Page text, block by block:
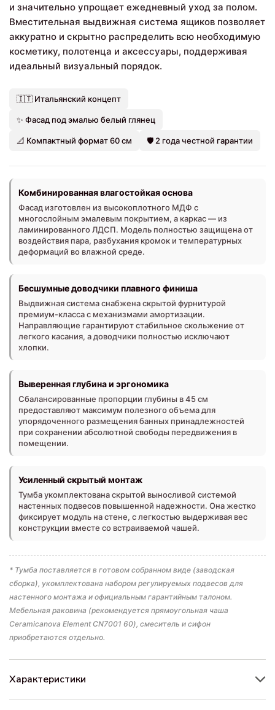
и значительно упрощает ежедневный уход за полом.
Вместительная выдвижная система ящиков позволяет
аккуратно и скрытно распределить всю необходимую
косметику, полотенца и аксессуары, поддерживая
идеальный визуальный порядок.
🇮🇹 Итальянский концепт
✨ Фасад под эмалью белый глянец
📐 Компактный формат 60 см 🛡️ 2 года честной гарантии
Комбинированная влагостойкая основа
Фасад изготовлен из высокоплотного МДФ с
многослойным эмалевым покрытием, а каркас — из
ламинированного ЛДСП. Модель полностью защищена от
воздействия пара, разбухания кромок и температурных
деформаций во влажной среде.
Бесшумные доводчики плавного финиша
Выдвижная система снабжена скрытой фурнитурой
премиум-класса с механизмами амортизации.
Направляющие гарантируют стабильное скольжение от
легкого касания, а доводчики полностью исключают
хлопки.
Выверенная глубина и эргономика
Сбалансированные пропорции глубины в 45 см
предоставляют максимум полезного объема для
упорядоченного размещения банных принадлежностей
при сохранении абсолютной свободы передвижения в
помещении.
Усиленный скрытый монтаж
Тумба укомплектована скрытой выносливой системой
настенных подвесов повышенной надежности. Она жестко
фиксирует модуль на стене, с легкостью выдерживая вес
конструкции вместе со встраиваемой чашей.
* Тумба поставляется в готовом собранном виде (заводская
сборка), укомплектована набором регулируемых подвесов для
настенного монтажа и официальным гарантийным талоном.
Мебельная раковина (рекомендуется прямоугольная чаша
Ceramicanova Element CN7001 60), смеситель и сифон
приобретаются отдельно.
Характеристики